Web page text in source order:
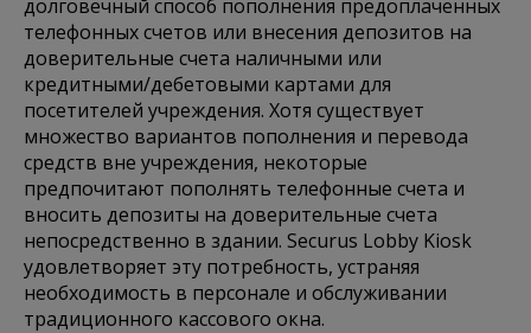
долговечный способ пополнения предоплаченных
телефонных счетов или внесения депозитов на
доверительные счета наличными или
кредитными/дебетовыми картами для
посетителей учреждения. Хотя существует
множество вариантов пополнения и перевода
средств вне учреждения, некоторые
предпочитают пополнять телефонные счета и
вносить депозиты на доверительные счета
непосредственно в здании. Securus Lobby Kiosk
удовлетворяет эту потребность, устраняя
необходимость в персонале и обслуживании
традиционного кассового окна.